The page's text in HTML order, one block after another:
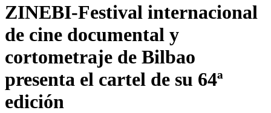
ZINEBI-Festival internacional
de cine documental y
cortometraje de Bilbao
presenta el cartel de su 64ª
edición